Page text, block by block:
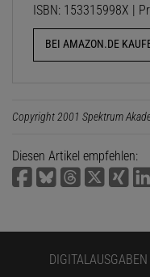
ISBN: 153315998X |
BEI AMAZON.DE
Copyright 2001 Spektrum
Diesen Artikel empfehlen:
DIGITALAUSGABEN